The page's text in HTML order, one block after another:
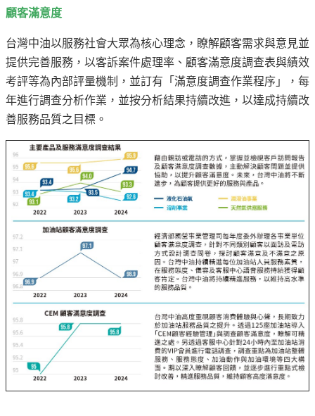
油
色
守
護
友
油
深
耕
永
續
供
鏈
最
新
消
顧客滿意度
台灣中油以服務社會大眾為核心理念，瞭解顧客需求與意見並
提供完善服務，以客訴案件處理率、顧客滿意度調查表與績效
考評等為內部評量機制，並訂有「滿意度調查作業程序」，每
年進行調查分析作業，並按分析結果持續改進，以達成持續改
善服務品質之目標。